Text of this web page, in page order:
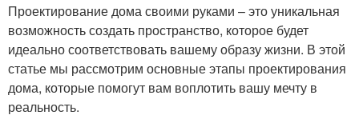
Проектирование дома своими руками – это уникальная
возможность создать пространство, которое будет
идеально соответствовать вашему образу жизни. В этой
статье мы рассмотрим основные этапы проектирования
дома, которые помогут вам воплотить вашу мечту в
реальность.